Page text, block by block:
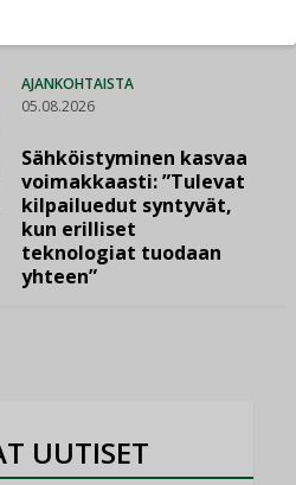
AJANKOHTAISTA
05.08.2026
Sähköistyminen kasvaa
voimakkaasti: ”Tulevat
kilpailuedut syntyvät,
kun erilliset
teknologiat tuodaan
yhteen”
UUTISET